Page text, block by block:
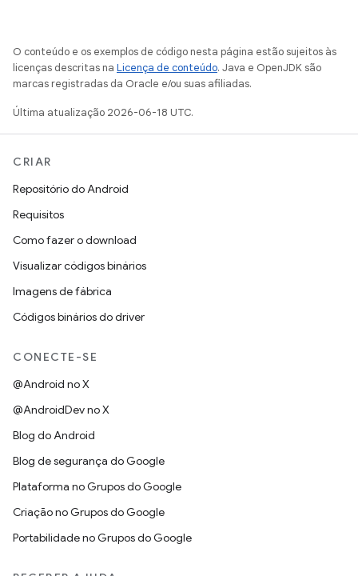
O conteúdo e os exemplos de código nesta página estão sujeitos às
licenças descritas na Licença de conteúdo. Java e OpenJDK são
marcas registradas da Oracle e/ou suas afiliadas.
Última atualização 2026-06-18 UTC.
CRIAR
Repositório do Android
Requisitos
Como fazer o download
Visualizar códigos binários
Imagens de fábrica
Códigos binários do driver
CONECTE-SE
@Android no X
@AndroidDev no X
Blog do Android
Blog de segurança do Google
Plataforma no Grupos do Google
Criação no Grupos do Google
Portabilidade no Grupos do Google